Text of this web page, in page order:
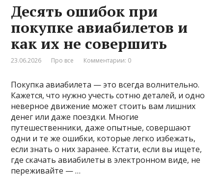
Десять ошибок при
покупке авиабилетов и
как их не совершить
23.06.2026 Про все Комментарии: 0
Покупка авиабилета — это всегда волнительно.
Кажется, что нужно учесть сотню деталей, и одно
неверное движение может стоить вам лишних
денег или даже поездки. Многие
путешественники, даже опытные, совершают
одни и те же ошибки, которые легко избежать,
если знать о них заранее. Кстати, если вы ищете,
где скачать авиабилеты в электронном виде, не
переживайте — …